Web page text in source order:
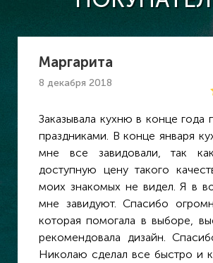
Маргарита
8 декабря 2018
Заказывала кухню в конце года
праздниками. В конце января
мне все завидовали, так
доступную цену такого
моих знакомых не видел. Я в
мне завидуют. Спасибо
которая помогала в выборе,
рекомендовала дизайн.
Николаю сделал все быстро и